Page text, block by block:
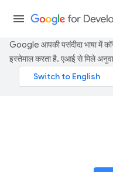
Google आपकी पसंदीदा भाषा में
इस्तेमाल करता है. एआई से मिले